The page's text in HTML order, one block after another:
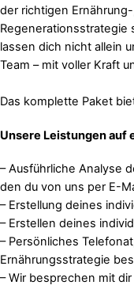
der richtigen
Regenerationsstrategie
lassen dich nicht allein
Team – mit voller Kraft
Das komplette Paket
Unsere Leistungen auf
– Ausführliche Analyse
den du von uns per E-
– Erstellung deines
– Erstellen deines
– Persönliches
Ernährungsstrategie
– Wir besprechen mit